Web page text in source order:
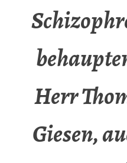
Herr
Giesen,